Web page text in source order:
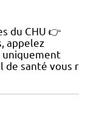
du CHU 👉
appelez
uniquement
de santé vous r